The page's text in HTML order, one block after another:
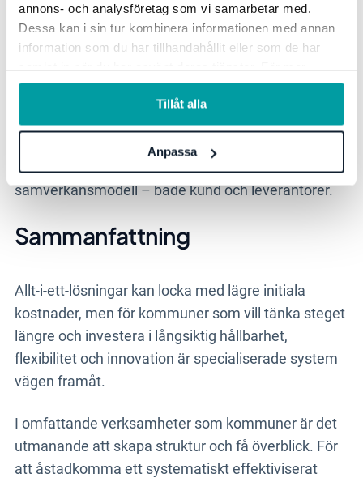
annons- och analysföretag som vi samarbetar med.
Dessa kan i sin tur kombinera informationen med annan
information som du har tillhandahållit eller som de har
information, se vårintegritetspolicy.
Tillåt alla
Anpassa
Att använda flera digitala lösningar som samverkar
behöver inte betyda mer administration eller
otydliga ansvar. Det finns också en gammal sanning
att det blir dyrare med flera leverantörer, vilket ofta
inte stämmer, varken i absoluta eller relativa tal.
För att lyckas gäller det att vara tydlig i kravställan
och beskriva sina behov och ställa krav på
samverkansmodell – både kund och leverantörer.
Sammanfattning
Allt-i-ett-lösningar kan locka med lägre initiala
kostnader, men för kommuner som vill tänka steget
längre och investera i långsiktig hållbarhet,
flexibilitet och innovation är specialiserade system
vägen framåt.
I omfattande verksamheter som kommuner är det
utmanande att skapa struktur och få överblick. För
att åstadkomma ett systematiskt effektiviserat